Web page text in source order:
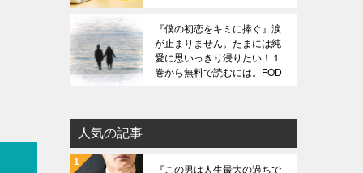
『僕の初恋をキミに捧ぐ』涙
が止まりません。たまには純
愛に思いっきり浸りたい！１
巻から無料で読むには。FOD
人気の記事
『この男は人生最大の過ちで